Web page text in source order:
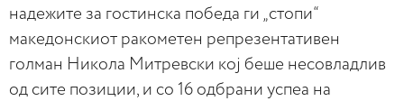
надежите за гостинска победа ги „стопи“
македонскиот ракометен репрезентативен
голман Никола Митревски кој беше несовладлив
од сите позиции, и со 16 одбрани успеа на